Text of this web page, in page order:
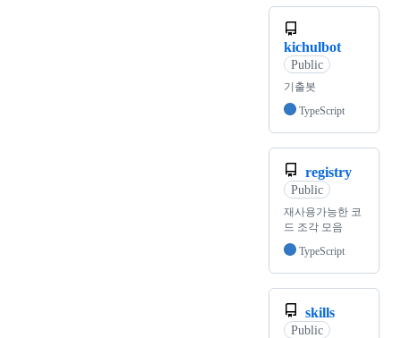
kichulbot
Public
기출봇
TypeScript
registry
Public
재사용가능한 코
드 조각 모음
TypeScript
skills
Public